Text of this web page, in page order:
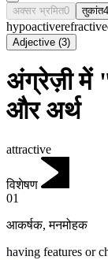
अक्सर भ्रमित0 तुकांत4
hypoactiverefractive
Adjective (3)
अंग्रेज़ी में
और अर्थ
attractive
विशेषण
01
आकर्षक,मनमोहक
having features or